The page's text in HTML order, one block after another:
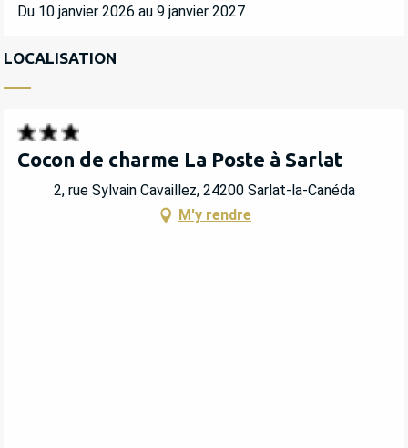
Du 10 janvier 2026 au 9 janvier 2027
LOCALISATION
Cocon de charme La Poste à Sarlat
2, rue Sylvain Cavaillez, 24200 Sarlat-la-Canéda
M'y rendre